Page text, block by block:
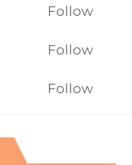
Follow
Follow
Follow